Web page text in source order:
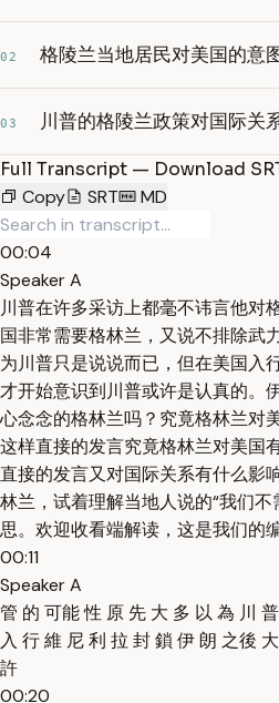
02 格陵兰当地居民对美国的意
03 川普的格陵兰政策对国际关
Full Transcript — Download
Copy
SRT MD
00:04
Speaker A
川普在许多采访上都毫不讳言他对
国非常需要格林兰，又说不排除武
为川普只是说说而已，但在美国入
才开始意识到川普或许是认真的。
心念念的格林兰吗？究竟格林兰对
这样直接的发言究竟格林兰对美国
直接的发言又对国际关系有什么影
林兰，试着理解当地人说的“我们
思。欢迎收看端解读，这是我们的
00:11
Speaker A
管 的 可能 性 原 先 大 多 以 為 川
入 行 維 尼 利 拉 封 鎖 伊 朗 之後
許
00:20